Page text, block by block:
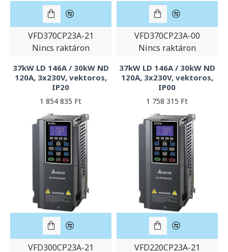
VFD370CP23A-21
Nincs raktáron
37kW LD 146A / 30kW ND
120A, 3x230V, vektoros,
IP20
1 854 835 Ft
VFD370CP23A-00
Nincs raktáron
37kW LD 146A / 30kW ND
120A, 3x230V, vektoros,
IP00
1 758 315 Ft
VFD300CP23A-21 VFD220CP23A-21